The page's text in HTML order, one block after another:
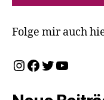
Folge mir auch
Instagram
Facebook
Twitter
YouTube